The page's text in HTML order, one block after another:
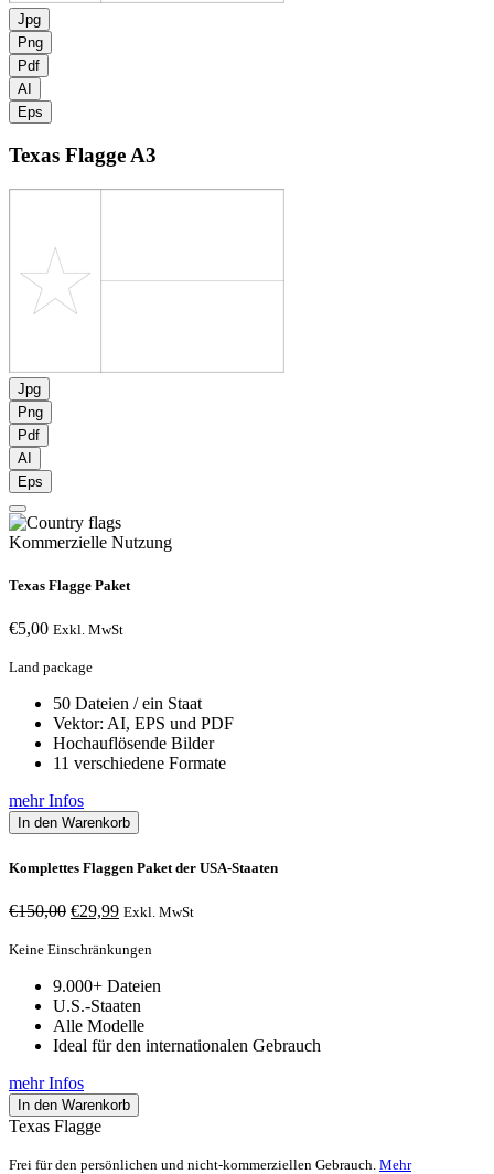
Jpg
Png
Pdf
AI
Eps
Texas FlaggeA3
Jpg
Png
Pdf
AI
Eps
Kommerzielle Nutzung
Texas Flagge Paket
€5,00 Exkl. MwSt
Land package
50 Dateien / ein Staat
Vektor: AI, EPS und PDF
Hochauflösende Bilder
11 verschiedene Formate
mehr Infos
In den Warenkorb
Komplettes Flaggen Paket der USA-Staaten
€150,00 Ursprünglicher
war:
€29,99Aktueller
ist:
Exkl. MwSt
Keine Einschränkungen
9.000+ Dateien
U.S.-Staaten
Alle Modelle
Ideal für den internationalen Gebrauch
mehr Infos
In den Warenkorb
Texas Flagge
Frei für den persönlichen und nicht-kommerziellen Gebrauch. Mehr